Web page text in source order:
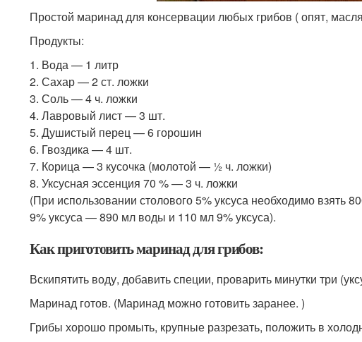
Простой маринад для консервации любых грибов ( опят,
Продукты:
1. Вода — 1 литр
2. Сахар — 2 ст. ложки
3. Соль — 4 ч. ложки
4. Лавровый лист — 3 шт.
5. Душистый перец — 6 горошин
6. Гвоздика — 4 шт.
7. Корица — 3 кусочка (молотой — ½ ч. ложки)
8. Уксусная эссенция 70 % — 3 ч. ложки
(При использовании столового 5% уксуса необходимо взять
9% уксуса — 890 мл воды и 110 мл 9% уксуса).
Как приготовить маринад для грибов:
Вскипятить воду, добавить специи, проварить минутки три
Маринад готов. (Маринад можно готовить заранее. )
Грибы хорошо промыть, крупные разрезать, положить в